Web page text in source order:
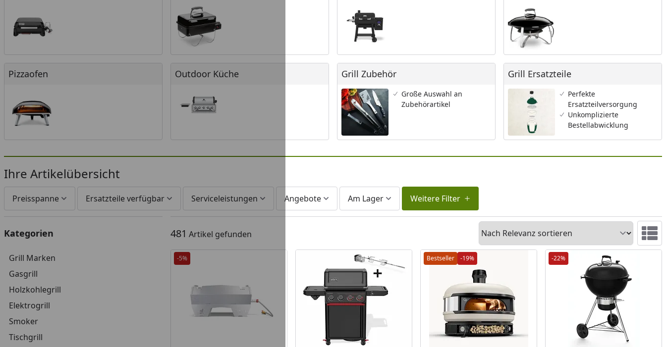
Pizzaofen
Pizzaofen Outdoor Küche
Outdoor Küche Grill Zubehör
Grill Zubehör
Große Auswahl an
Zubehörartikel
Grill Ersatzteile
Grill Ersatzteile
Perfekte
Ersatzteilversorgung
Unkomplizierte
Bestellabwicklung
Ihre Artikelübersicht
Preisspanne Ersatzteile verfügbar Serviceleistungen Angebote Am Lager Weitere Filter
Kategorien
Grill Marken
Gasgrill
Holzkohlegrill
Elektrogrill
Smoker
Tischgrill
481 Artikel gefunden
Sortieren
-5% Bestseller -19% -22%